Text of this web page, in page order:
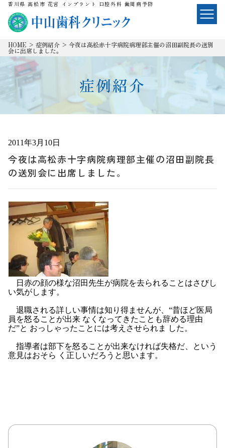
香川県 高松市 花宮 インプラント 口腔外科 歯周病予防
HOME > 症例紹介 > 今夜は高松赤十字病院病理部主催の沼田副院長の送別
会に出席しました。
症例紹介
2011年3月10日
今夜は高松赤十字病院病理部主催の沼田副院長
の送別会に出席しました。
日赤の顔の様な沼田先生が病院を去られることはさびし
い気がします。
退職される詳しい事情は知り得ませんが、“昔ほど医局
員を怒ることが出来 なくなってきたことも辞める理由
だ”と おっしゃったことには考えさせられま した。
指導者は部下を怒ることが出来なければ失格だ、という
意見はおそら く正しいだろうと思います。